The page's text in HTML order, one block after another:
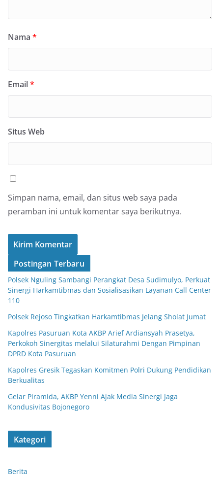
Nama *
Email*
Situs Web
Simpan nama, email, dan situs web saya pada
peramban ini untuk komentar saya berikutnya.
Postingan Terbaru
Polsek Nguling Sambangi Perangkat Desa Sudimulyo, Perkuat
Sinergi Harkamtibmas dan Sosialisasikan Layanan Call Center
110
Polsek Rejoso Tingkatkan Harkamtibmas Jelang Sholat Jumat
Kapolres Pasuruan Kota AKBP Arief Ardiansyah Prasetya,
Perkokoh Sinergitas melalui Silaturahmi Dengan Pimpinan
DPRD Kota Pasuruan
Kapolres Gresik Tegaskan Komitmen Polri Dukung Pendidikan
Berkualitas
Gelar Piramida, AKBP Yenni Ajak Media Sinergi Jaga
Kondusivitas Bojonegoro
Kategori
Berita